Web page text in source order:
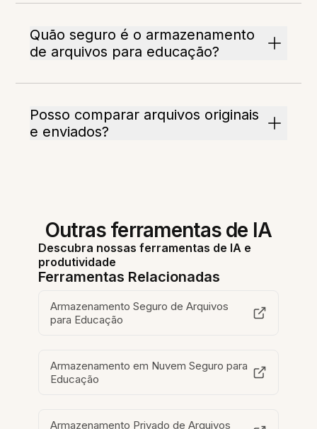
Quão seguro é o armazenamento
de arquivos para educação?
Posso comparar arquivos originais
e enviados?
Outras ferramentas de IA
Descubra nossas ferramentas de IA e
produtividade
Ferramentas Relacionadas
Armazenamento Seguro de Arquivos
para Educação
Armazenamento em Nuvem Seguro para
Educação
Armazenamento Privado de Arquivos